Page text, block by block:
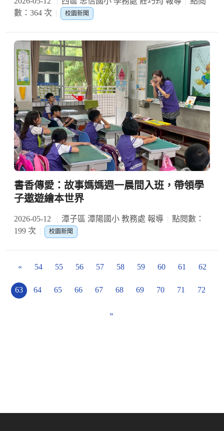
數：364 次
校園新聞
書香傳愛：故事媽媽週一晨間入班，帶領學
子遨遊繪本世界
2026-05-12 潭子區 潭陽國小 教務處 報導
點閱數：
199 次
校園新聞
« 54 55 56 57 58 59 60 61 62
63 64 65 66 67 68 69 70 71 72
»